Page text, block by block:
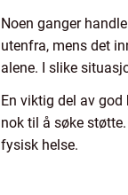
Noen ganger
utenfra, mens det
alene. I slike
En viktig del av god
nok til å søke
fysisk helse.